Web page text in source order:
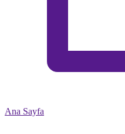
Tezgâhımda Bekleyenler(0 ürün)
Toplam